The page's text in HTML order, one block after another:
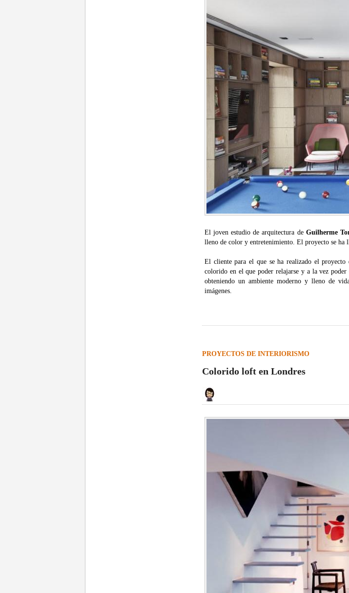
El joven estudio de arquitectura de Guilherme
lleno de color y entretenimiento. El proyecto se ha
El cliente para el que se ha realizado el proyecto
colorido en el que poder relajarse y a la vez
obteniendo un ambiente moderno y lleno de
imágenes.
PROYECTOS DE INTERIORISMO
Colorido loft en Londres